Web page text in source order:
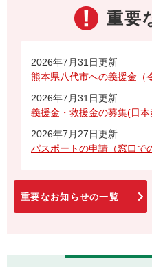
重要
2026年7月31日更新
熊本県八代市への義援金（
2026年7月31日更新
義援金・救援金の募集(日
2026年7月27日更新
パスポートの申請（窓口で
重要なお知らせの一覧